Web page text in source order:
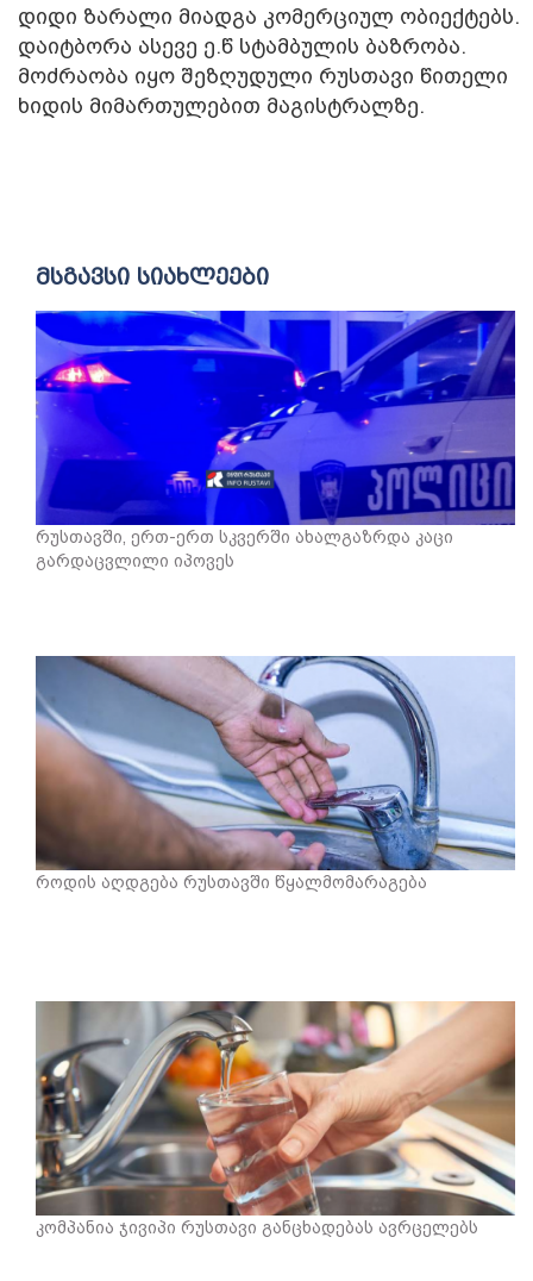
დიდი ზარალი მიადგა კომერციულ ობიექტებს.
დაიტბორა ასევე ე.წ სტამბულის ბაზრობა.
მოძრაობა იყო შეზღუდული რუსთავი წითელი
ხიდის მიმართულებით მაგისტრალზე.
მსგავსი სიახლეები
რუსთავში, ერთ-ერთ სკვერში ახალგაზრდა კაცი
გარდაცვლილი იპოვეს
როდის აღდგება რუსთავში წყალმომარაგება
კომპანია ჯივიპი რუსთავი განცხადებას ავრცელებს